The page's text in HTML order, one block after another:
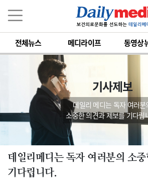
전체뉴스 메디라이프 동영상
기사제보
데일리 메디는 독자 여러분
소중한 의견과 제보를 기다립
데일리메디는 독자 여러분의 소
기다립니다.